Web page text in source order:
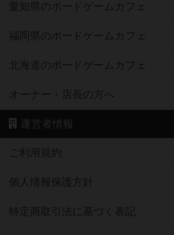
愛知県のボードゲームカフェ
福岡県のボードゲームカフェ
北海道のボードゲームカフェ
オーナー・店長の方へ
運営者情報
ご利用規約
個人情報保護方針
特定商取引法に基づく表記